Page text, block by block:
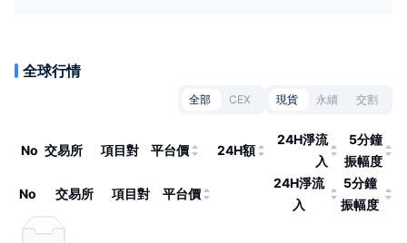
全球行情
全部 CEX 現貨 永續 交割
No 交易所 項目對 平台價 24H額
24H淨流
入
5分鐘
振幅度
No 交易所 項目對 平台價
24H淨流
入
5分鐘
振幅度